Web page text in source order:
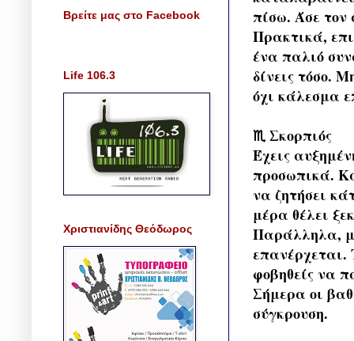
πίσω. Άσε τον
Πρακτικά,
ένα παλιό
δίνεις τόσο.
όχι κάλεσμα
♏ Σκορπιός
Έχεις
προσωπικά.
να ζητήσει
μέρα θέλει
Παράλληλα,
επανέρχεται.
φοβηθείς να
Σήμερα οι
σύγκρουση.
Βρείτε μας στο Facebook
Life 106.3
Χριστιανίδης Θεόδωρος